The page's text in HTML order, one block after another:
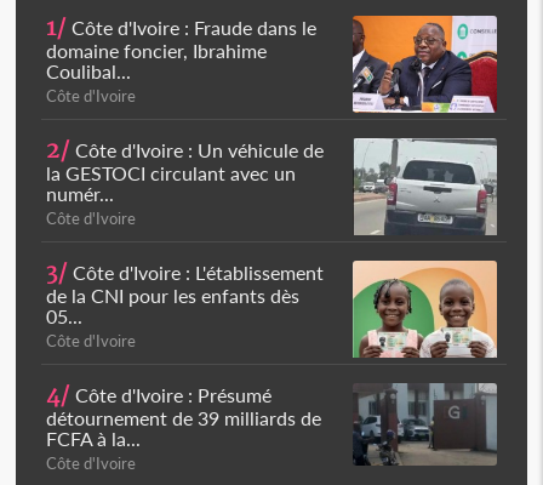
1/ Côte d'Ivoire : Fraude dans le
domaine foncier, Ibrahime
Coulibal...
Côte d'Ivoire
2/ Côte d'Ivoire : Un véhicule de
la GESTOCI circulant avec un
numér...
Côte d'Ivoire
3/ Côte d'Ivoire : L'établissement
de la CNI pour les enfants dès
05...
Côte d'Ivoire
4/ Côte d'Ivoire : Présumé
détournement de 39 milliards de
FCFA à la...
Côte d'Ivoire